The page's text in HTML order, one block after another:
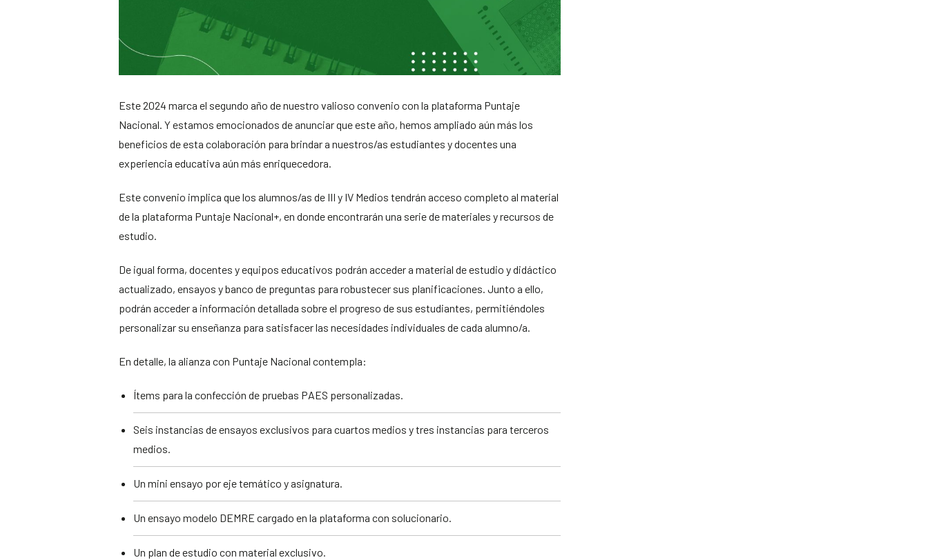
Este 2024 marca el segundo año de nuestro valioso convenio con la plataforma Puntaje
Nacional. Y estamos emocionados de anunciar que este año, hemos ampliado aún más los
beneficios de esta colaboración para brindar a nuestros/as estudiantes y docentes una
experiencia educativa aún más enriquecedora.
Este convenio implica que los alumnos/as de III y IV Medios tendrán acceso completo al material
de la plataforma Puntaje Nacional+, en donde encontrarán una serie de materiales y recursos de
estudio.
De igual forma, docentes y equipos educativos podrán acceder a material de estudio y didáctico
actualizado, ensayos y banco de preguntas para robustecer sus planificaciones. Junto a ello,
podrán acceder a información detallada sobre el progreso de sus estudiantes, permitiéndoles
personalizar su enseñanza para satisfacer las necesidades individuales de cada alumno/a.
En detalle, la alianza con Puntaje Nacional contempla:
Ítems para la confección de pruebas PAES personalizadas.
Seis instancias de ensayos exclusivos para cuartos medios y tres instancias para terceros
medios.
Un mini ensayo por eje temático y asignatura.
Un ensayo modelo DEMRE cargado en la plataforma con solucionario.
Un plan de estudio con material exclusivo.